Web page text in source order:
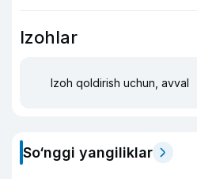
Izohlar
Izoh qoldirish uchun, avval
So‘nggi yangiliklar